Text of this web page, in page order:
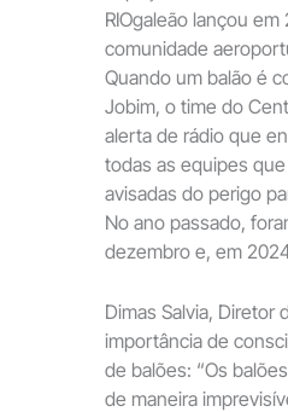
RIOgaleão lançou
comunidade
Quando um balão é
Jobim, o time do
alerta de rádio que
todas as equipes
avisadas do perigo
No ano passado,
dezembro e, em
Dimas Salvia, Diretor
importância de
de balões: “Os
de maneira